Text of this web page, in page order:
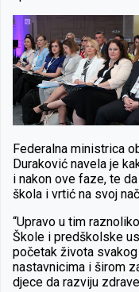
Federalna ministrica
Duraković navela je
i nakon ove faze, te
škola i vrtić na svoj
“Upravo u tim
Škole i predškolske
početak života
nastavnicima i širom
djece da razviju